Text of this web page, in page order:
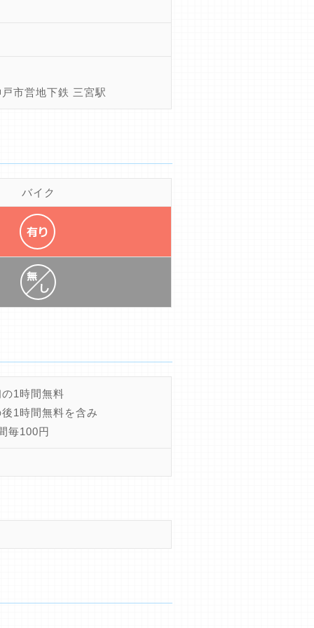
市営地下鉄 三宮駅
バイク
1時間無料
1時間無料を含み
毎100円